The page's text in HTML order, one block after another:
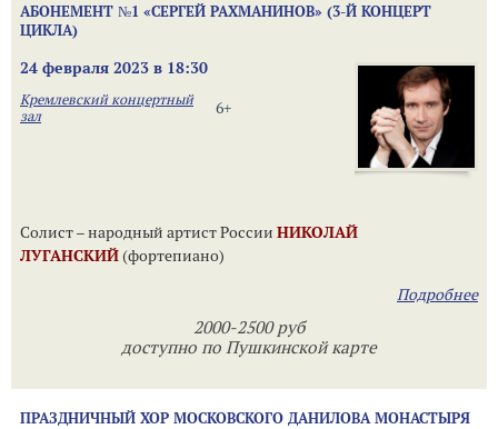
АБОНЕМЕНТ №1 «СЕРГЕЙ РАХМАНИНОВ» (3-Й КОНЦЕРТ
ЦИКЛА)
24 февраля 2023 в 18:30
6+
Кремлевский концертный
зал
Солист – народный артист России НИКОЛАЙ
ЛУГАНСКИЙ(фортепиано)
Подробнее
2000-2500 руб
доступно по Пушкинской карте
ПРАЗДНИЧНЫЙ ХОР МОСКОВСКОГО ДАНИЛОВА МОНАСТЫРЯ